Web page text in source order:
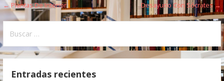
N
a
v
e
← Plantas De Interior Desayuno Con Sócrates →
s
Entradas recientes